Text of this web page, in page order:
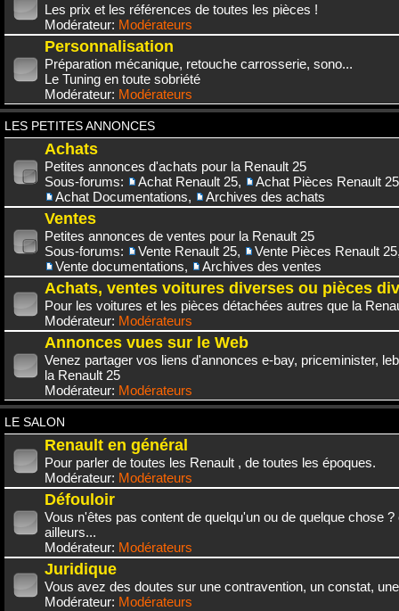
Les prix et les références de toutes les pièces !
Modérateur: Modérateurs
Personnalisation
Préparation mécanique, retouche carrosserie, sono...
Le Tuning en toute sobriété
Modérateur: Modérateurs
LES PETITES ANNONCES
Achats
Petites annonces d'achats pour la Renault 25
Sous-forums:
Achat Renault 25,
Achat Pièces Renault 25
Achat Documentations, Archives des achats
Ventes
Petites annonces de ventes pour la Renault 25
Sous-forums:
Vente Renault 25, Vente Pièces Renault 25
Vente documentations, Archives des ventes
Achats, ventes voitures diverses ou pièces
Pour les voitures et les pièces détachées autres que la
Modérateur: Modérateurs
Annonces vues sur le Web
Venez partager vos liens d'annonces e-bay, priceminister,
la Renault 25
Modérateur: Modérateurs
LE SALON
Renault en général
Pour parler de toutes les Renault , de toutes les époques.
Modérateur: Modérateurs
Défouloir
Vous n'êtes pas content de quelqu'un ou de quelque chose
ailleurs...
Modérateur: Modérateurs
Juridique
Vous avez des doutes sur une contravention, un constat,
Modérateur: Modérateurs